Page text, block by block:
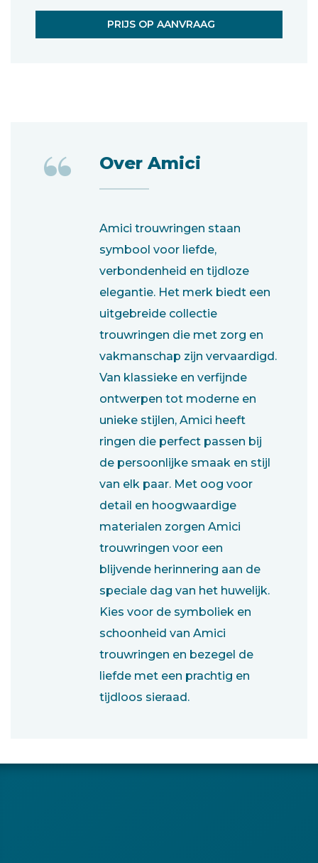
PRIJS OP AANVRAAG
“ Over Amici
Amici trouwringen staan
symbool voor liefde,
verbondenheid en tijdloze
elegantie. Het merk biedt een
uitgebreide collectie
trouwringen die met zorg en
vakmanschap zijn vervaardigd.
Van klassieke en verfijnde
ontwerpen tot moderne en
unieke stijlen, Amici heeft
ringen die perfect passen bij
de persoonlijke smaak en stijl
van elk paar. Met oog voor
detail en hoogwaardige
materialen zorgen Amici
trouwringen voor een
blijvende herinnering aan de
speciale dag van het huwelijk.
Kies voor de symboliek en
schoonheid van Amici
trouwringen en bezegel de
liefde met een prachtig en
tijdloos sieraad.